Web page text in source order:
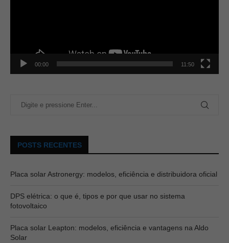
00:00 11:50
POSTS RECENTES
Placa solar Astronergy: modelos, eficiência e distribuidora oficial
DPS elétrica: o que é, tipos e por que usar no sistema
fotovoltaico
Placa solar Leapton: modelos, eficiência e vantagens na Aldo
Solar